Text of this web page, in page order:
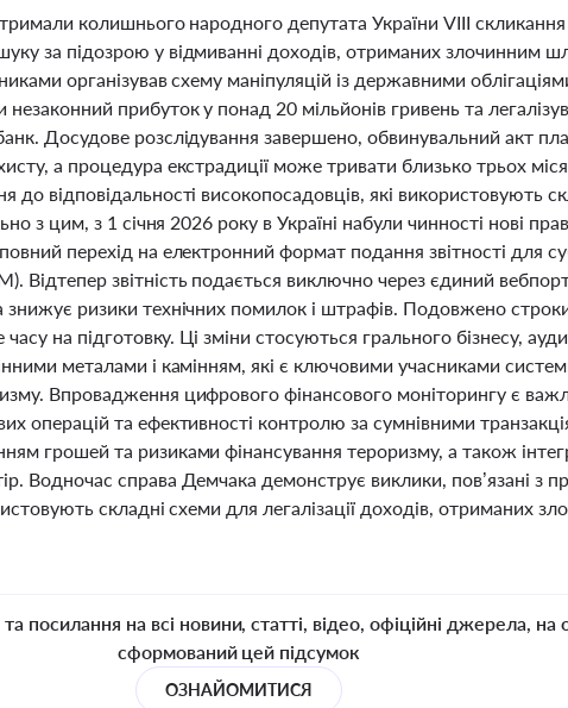
колишнього народного депутата України VIII
за підозрою у відмиванні доходів, отриманих злочинним
організував схему маніпуляцій із державними
прибуток у понад 20 мільйонів гривень та
Досудове розслідування завершено, обвинувальний акт
а процедура екстрадиції може тривати близько трьох
до відповідальності високопосадовців, які використовують
з цим, з 1 січня 2026 року в Україні набули чинності нові
перехід на електронний формат подання звітності для
Відтепер звітність подається виключно через єдиний
знижує ризики технічних помилок і штрафів. Подовжено
на підготовку. Ці зміни стосуються грального бізнесу,
металами і камінням, які є ключовими учасниками
Впровадження цифрового фінансового моніторингу є
операцій та ефективності контролю за сумнівними
грошей та ризиками фінансування тероризму, а також
Водночас справа Демчака демонструє виклики, пов’язані з
складні схеми для легалізації доходів, отриманих
посилання на всі новини, статті, відео, офіційні джерела, на
сформований цей підсумок
ОЗНАЙОМИТИСЯ